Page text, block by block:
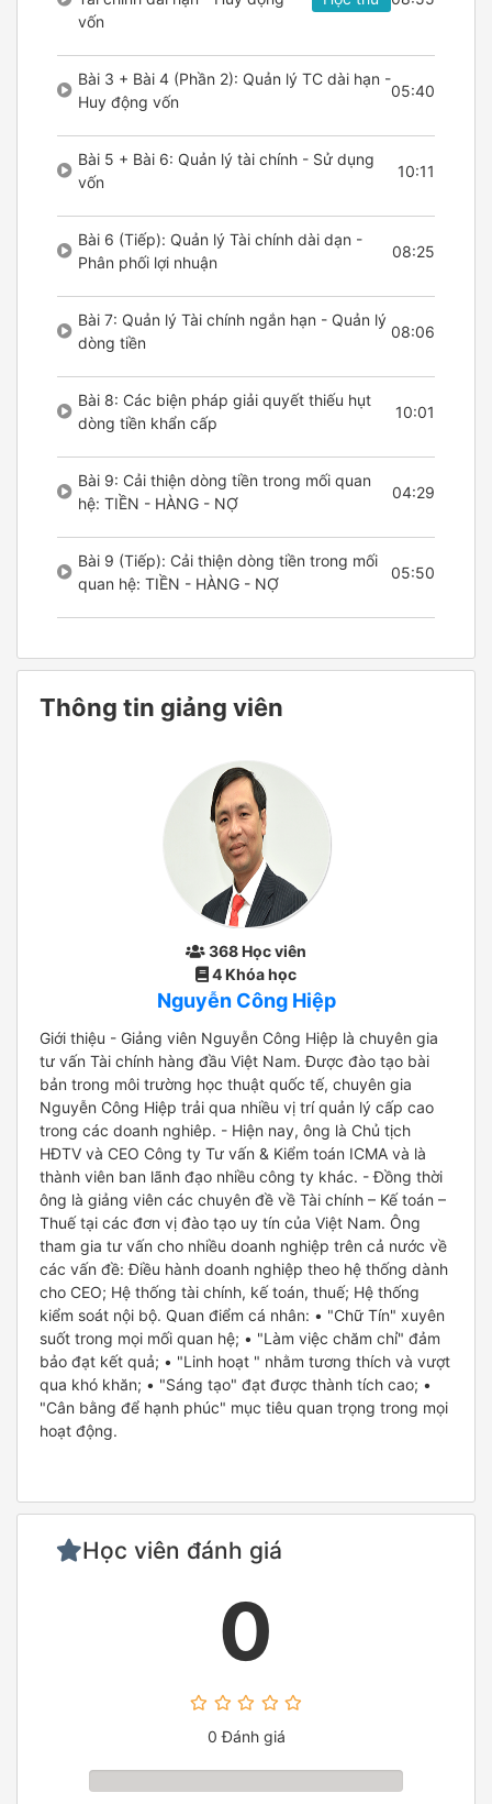
vốn
Bài 3 + Bài 4 (Phần 2): Quản lý TC dài hạn -
Huy động vốn
05:40
Bài 5 + Bài 6: Quản lý tài chính - Sử dụng
vốn
10:11
Bài 6 (Tiếp): Quản lý Tài chính dài dạn -
Phân phối lợi nhuận
08:25
Bài 7: Quản lý Tài chính ngắn hạn - Quản lý
dòng tiền
08:06
Bài 8: Các biện pháp giải quyết thiếu hụt
dòng tiền khẩn cấp
10:01
Bài 9: Cải thiện dòng tiền trong mối quan
hệ: TIỀN - HÀNG - NỢ
04:29
Bài 9 (Tiếp): Cải thiện dòng tiền trong mối
quan hệ: TIỀN - HÀNG - NỢ
05:50
Thông tin giảng viên
368 Học viên
4 Khóa học
Nguyễn Công Hiệp
Giới thiệu - Giảng viên Nguyễn Công Hiệp là chuyên gia
tư vấn Tài chính hàng đầu Việt Nam. Được đào tạo bài
bản trong môi trường học thuật quốc tế, chuyên gia
Nguyễn Công Hiệp trải qua nhiều vị trí quản lý cấp cao
trong các doanh nghiêp. - Hiện nay, ông là Chủ tịch
HĐTV và CEO Công ty Tư vấn & Kiểm toán ICMA và là
thành viên ban lãnh đạo nhiều công ty khác. - Đồng thời
ông là giảng viên các chuyên đề về Tài chính – Kế toán –
Thuế tại các đơn vị đào tạo uy tín của Việt Nam. Ông
tham gia tư vấn cho nhiều doanh nghiệp trên cả nước về
các vấn đề: Điều hành doanh nghiệp theo hệ thống dành
cho CEO; Hệ thống tài chính, kế toán, thuế; Hệ thống
kiểm soát nội bộ. Quan điểm cá nhân: • "Chữ Tín" xuyên
suốt trong mọi mối quan hệ; • "Làm việc chăm chỉ" đảm
bảo đạt kết quả; • "Linh hoạt " nhằm tương thích và vượt
qua khó khăn; • "Sáng tạo" đạt được thành tích cao; •
"Cân bằng để hạnh phúc" mục tiêu quan trọng trong mọi
hoạt động.
Học viên đánh giá
0
0 Đánh giá